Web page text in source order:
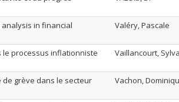
in financial
Valéry, Pascale
le processus inflationniste
Vaillancourt,
grève dans le secteur
Vachon,